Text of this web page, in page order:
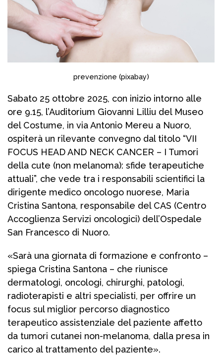
prevenzione (pixabay)
Sabato 25 ottobre 2025, con inizio intorno alle
ore 9.15, l’Auditorium Giovanni Lilliu del Museo
del Costume, in via Antonio Mereu a Nuoro,
ospiterà un rilevante convegno dal titolo “VII
FOCUS HEAD AND NECK CANCER – I Tumori
della cute (non melanoma): sfide terapeutiche
attuali”, che vede tra i responsabili scientifici la
dirigente medico oncologo nuorese, Maria
Cristina Santona, responsabile del CAS (Centro
Accoglienza Servizi oncologici) dell’Ospedale
San Francesco di Nuoro.
«Sarà una giornata di formazione e confronto –
spiega Cristina Santona – che riunisce
dermatologi, oncologi, chirurghi, patologi,
radioterapisti e altri specialisti, per offrire un
focus sul miglior percorso diagnostico
terapeutico assistenziale del paziente affetto
da tumori cutanei non-melanoma, dalla presa in
carico al trattamento del paziente».